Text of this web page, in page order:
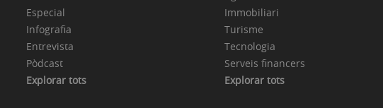
Especial
Infografia
Entrevista
Pòdcast
Explorar tots
Immobiliari
Turisme
Tecnologia
Serveis financers
Explorar tots